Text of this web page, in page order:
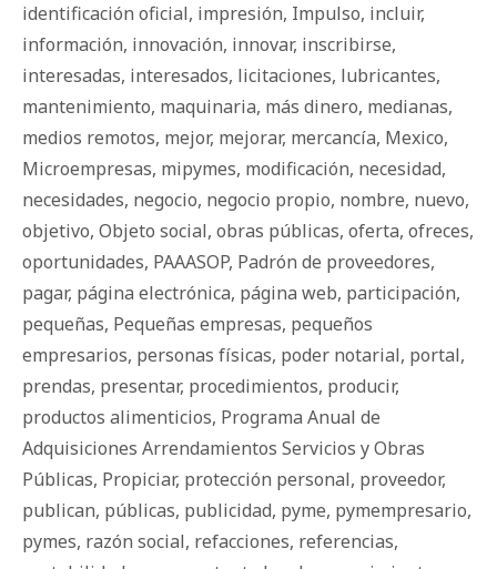
identificación oficial, impresión, Impulso, incluir,
información, innovación, innovar, inscribirse,
interesadas, interesados, licitaciones, lubricantes,
mantenimiento, maquinaria, más dinero, medianas,
medios remotos, mejor, mejorar, mercancía, Mexico,
Microempresas, mipymes, modificación, necesidad,
necesidades, negocio, negocio propio, nombre, nuevo,
objetivo, Objeto social, obras públicas, oferta, ofreces,
oportunidades, PAAASOP, Padrón de proveedores,
pagar, página electrónica, página web, participación,
pequeñas, Pequeñas empresas, pequeños
empresarios, personas físicas, poder notarial, portal,
prendas, presentar, procedimientos, producir,
productos alimenticios, Programa Anual de
Adquisiciones Arrendamientos Servicios y Obras
Públicas, Propiciar, protección personal, proveedor,
publican, públicas, publicidad, pyme, pymempresario,
pymes, razón social, refacciones, referencias,